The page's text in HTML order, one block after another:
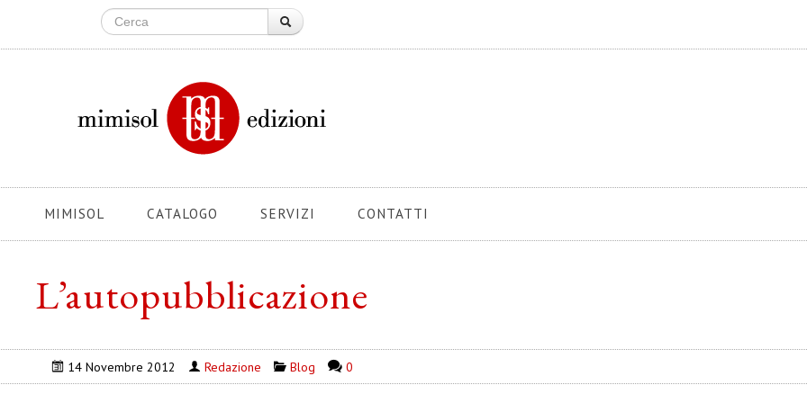
MIMISOL CATALOGO SERVIZI CONTATTI
L’autopubblicazione
14 Novembre 2012 Redazione Blog 0